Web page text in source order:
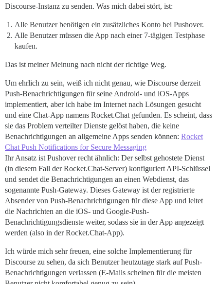
Discourse-Instanz zu senden. Was mich dabei stört, ist:
Alle Benutzer benötigen ein zusätzliches Konto bei Pushover.
Alle Benutzer müssen die App nach einer 7-tägigen Testphase
kaufen.
Das ist meiner Meinung nach nicht der richtige Weg.
Um ehrlich zu sein, weiß ich nicht genau, wie Discourse derzeit
Push-Benachrichtigungen für seine Android- und iOS-Apps
implementiert, aber ich habe im Internet nach Lösungen gesucht
und eine Chat-App namens Rocket.Chat gefunden. Es scheint, dass
sie das Problem verteilter Dienste gelöst haben, die keine
Benachrichtigungen an allgemeine Apps senden können: Rocket
Chat Push Notifications for Secure Messaging
Ihr Ansatz ist Pushover recht ähnlich: Der selbst gehostete Dienst
(in diesem Fall der Rocket.Chat-Server) konfiguriert API-Schlüssel
und sendet die Benachrichtigungen an einen Webdienst, das
sogenannte Push-Gateway. Dieses Gateway ist der registrierte
Absender von Push-Benachrichtigungen für diese App und leitet
die Nachrichten an die iOS- und Google-Push-
Benachrichtigungsdienste weiter, sodass sie in der App angezeigt
werden (also in der Rocket.Chat-App).
Ich würde mich sehr freuen, eine solche Implementierung für
Discourse zu sehen, da sich Benutzer heutzutage stark auf Push-
Benachrichtigungen verlassen (E-Mails scheinen für die meisten